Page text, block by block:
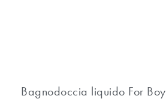
Bagnodoccia liquido For Boy